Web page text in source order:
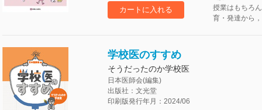
カートに入れる
授業はもちろ
育・発達から
学校医のすすめ
そうだったのか学校医
日本医師会(編集)
出版社：文光堂
印刷版発行年月：2024/06